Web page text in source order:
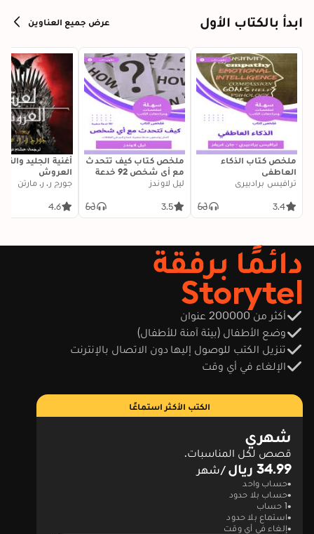
ابدأ بالكتاب الأول عرض جميع العناوين
ملخص كتاب الذكاء
العاطفي
ترافيس برادبيري
3.4
ملخص كتاب كيف تتحدث
مع أي شخص 92 خدعة
صغيرة: اثنتان وتسعون
في العلاقات
ليل لاوندز
3.5
أغنية الجليد
العروش
جورج ر. ر. مارتن
4.6
دائمًا برفقة
Storytel
أكثر من 200000 عنوان
وضع الأطفال (بيئة آمنة للأطفال)
تنزيل الكتب للوصول إليها دون الاتصال بالإنترنت
الإلغاء في أي وقت
الكتب الأكثر استماعًا
شهري
قصص لكل المناسبات.
34.99 ريال /شهر
حساب واحد
حساب بلا حدود
1 حساب
استماع بلا حدود
إلغاء في أي وقت